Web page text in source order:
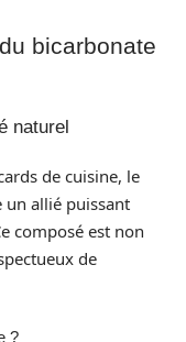
bicarbonate
naturel
de cuisine, le
un allié puissant
composé est non
de
?